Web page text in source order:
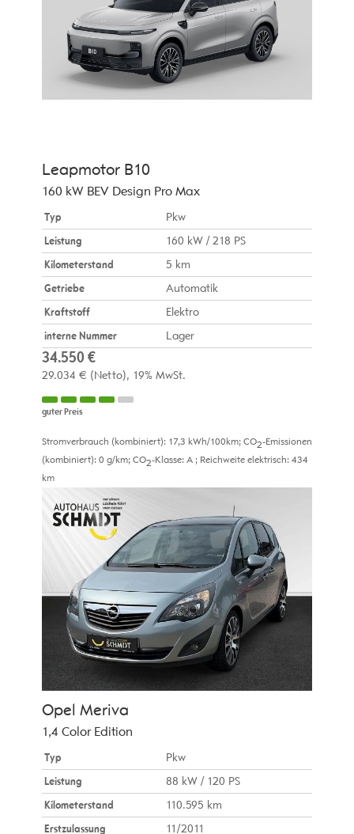
Leapmotor B10
160 kW BEV Design Pro Max
Typ
Pkw
Leistung
160 kW / 218 PS
Kilometerstand
5 km
Getriebe
Automatik
Kraftstoff
Elektro
interne Nummer
Lager
34.550 €
29.034 € (Netto) 19% MwSt.
guter Preis
Stromverbrauch (kombiniert): 17,3 kWh/100km; CO2-Emissionen
(kombiniert): 0 g/km; CO2-Klasse: A ; Reichweite elektrisch: 434
km
Opel Meriva
1,4 Color Edition
Typ
Pkw
Leistung
88 kW / 120 PS
Kilometerstand
110.595 km
Erstzulassung
11/2011